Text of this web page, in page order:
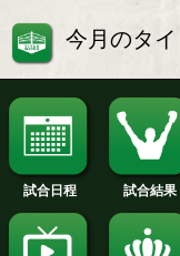
エスト
級決定戦